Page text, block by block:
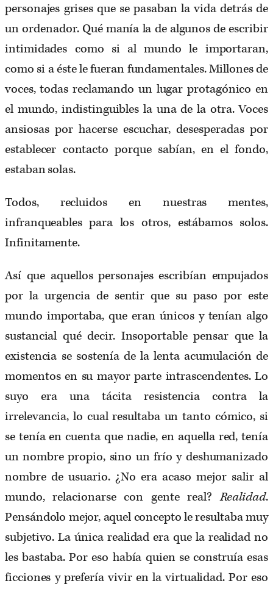
personajes grises que se pasaban la vida detrás de
un ordenador. Qué manía la de algunos de escribir
intimidades como si al mundo le importaran,
como si a éste le fueran fundamentales. Millones de
voces, todas reclamando un lugar protagónico en
el mundo, indistinguibles la una de la otra. Voces
ansiosas por hacerse escuchar, desesperadas por
establecer contacto porque sabían, en el fondo,
estaban solas.
Todos, recluidos en nuestras mentes,
infranqueables para los otros, estábamos solos.
Infinitamente.
Así que aquellos personajes escribían empujados
por la urgencia de sentir que su paso por este
mundo importaba, que eran únicos y tenían algo
sustancial qué decir. Insoportable pensar que la
existencia se sostenía de la lenta acumulación de
momentos en su mayor parte intrascendentes. Lo
suyo era una tácita resistencia contra la
irrelevancia, lo cual resultaba un tanto cómico, si
se tenía en cuenta que nadie, en aquella red, tenía
un nombre propio, sino un frío y deshumanizado
nombre de usuario. ¿No era acaso mejor salir al
mundo, relacionarse con gente real?Realidad.
Pensándolo mejor, aquel concepto le resultaba muy
subjetivo. La única realidad era que la realidad no
les bastaba. Por eso había quien se construía esas
ficciones y prefería vivir en la virtualidad. Por eso